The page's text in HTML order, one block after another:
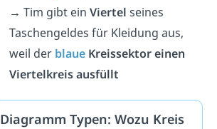
→ Tim gibt ein Viertel seines
Taschengeldes für Kleidung aus,
weil der blaue Kreissektor einen
Viertelkreis ausfüllt
Diagramm Typen: Wozu Kreis